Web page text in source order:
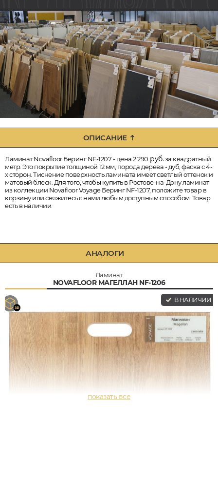
ОПИСАНИЕ
Ламинат Novafloor Беринг NF-1207 - цена 2 290 руб.за квадратный
метр. Это покрытие толщиной 12 мм, порода дерева - дуб, фаска с 4-
х сторон. Тиснение поверхность ламината имеет светлый оттенок и
матовый блеск. Для того, чтобы купить в Ростове-на-Дону ламинат
из коллекции Novafloor Voyage Беринг NF-1207, положите товар в
корзину или свяжитесь с нами любым доступным способом. Товар
есть в наличии.
АНАЛОГИ
Ламинат
NOVAFLOOR МАГЕЛЛАН NF-1206
В НАЛИЧИИ